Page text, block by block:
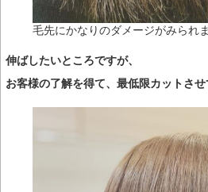
毛先にかなりのダメージがみられま
伸ばしたいところですが、
お客様の了解を得て、最低限カットさせ